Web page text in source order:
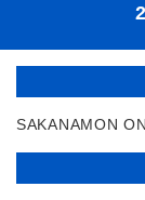
SAKANAMON